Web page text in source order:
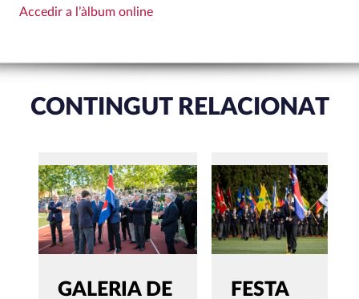
Accedir a l’àlbum online
CONTINGUT RELACIONAT
GALERIA DE
FESTA